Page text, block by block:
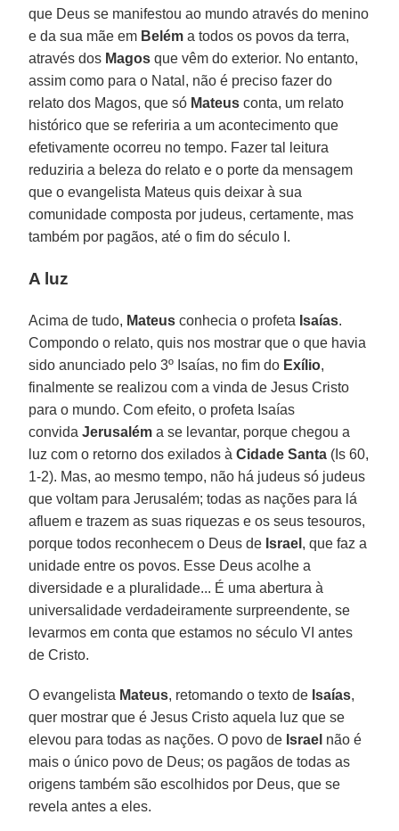
que Deus se manifestou ao mundo através do menino
e da sua mãe em Beléma todos os povos da terra,
através dos Magosque vêm do exterior. No entanto,
assim como para o Natal, não é preciso fazer do
relato dos Magos, que só Mateusconta, um relato
histórico que se referiria a um acontecimento que
efetivamente ocorreu no tempo. Fazer tal leitura
reduziria a beleza do relato e o porte da mensagem
que o evangelista Mateus quis deixar à sua
comunidade composta por judeus, certamente, mas
também por pagãos, até o fim do século I.
A luz
Acima de tudo, Mateusconhecia o profeta Isaías.
Compondo o relato, quis nos mostrar que o que havia
sido anunciado pelo 3º Isaías, no fim do Exílio,
finalmente se realizou com a vinda de Jesus Cristo
para o mundo. Com efeito, o profeta Isaías
convidaJerusaléma se levantar, porque chegou a
luz com o retorno dos exilados àCidade Santa (Is 60,
1-2). Mas, ao mesmo tempo, não há judeus só judeus
que voltam para Jerusalém; todas as nações para lá
afluem e trazem as suas riquezas e os seus tesouros,
porque todos reconhecem o Deus de Israel , que faz a
unidade entre os povos. Esse Deus acolhe a
diversidade e a pluralidade... É uma abertura à
universalidade verdadeiramente surpreendente, se
levarmos em conta que estamos no século VI antes
de Cristo.
O evangelista Mateus, retomando o texto de Isaías,
quer mostrar que é Jesus Cristo aquela luz que se
elevou para todas as nações. O povo de Israel não é
mais o único povo de Deus; os pagãos de todas as
origens também são escolhidos por Deus, que se
revela antes a eles.